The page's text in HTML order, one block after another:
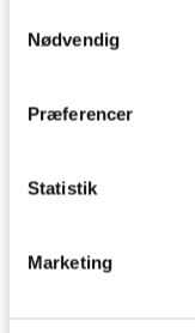
Indsamle
der kan være
Identificere
Nødvendig
Præferencer
Statistik
Marketing